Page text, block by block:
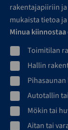
rakentajapiiriin
mukaista tietoa
Minua
Toimitilan
Hallin
Autotallin
Mökin tai
Aitan tai